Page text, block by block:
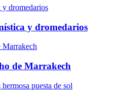
y dromedarios
de Marrakech